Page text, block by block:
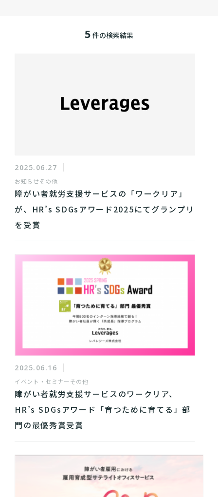
5 件の検索結果
2025.06.27
お知らせその他
障がい者就労支援サービスの「ワークリア」
が、HR’s SDGsアワード2025にてグランプリ
を受賞
2025.06.16
イベント・セミナーその他
障がい者就労支援サービスのワークリア、
HR’s SDGsアワード「育つために育てる」部
門の最優秀賞受賞